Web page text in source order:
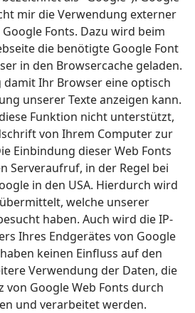
mir die Verwendung externer
Fonts. Dazu wird beim
die benötigte Google Font
in den Browsercache geladen.
Ihr Browser eine optisch
unserer Texte anzeigen kann.
Funktion nicht unterstützt,
von Ihrem Computer zur
Einbindung dieser Web Fonts
Serveraufruf, in der Regel bei
in den USA. Hierdurch wird
welche unserer
haben. Auch wird die IP-
Ihres Endgerätes von Google
keinen Einfluss auf den
Verwendung der Daten, die
von Google Web Fonts durch
und verarbeitet werden.